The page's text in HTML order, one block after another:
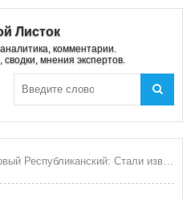
Листок
комментарии.
мнения экспертов.
Стали известны подробности взрыва автомобиля в центре Донецка